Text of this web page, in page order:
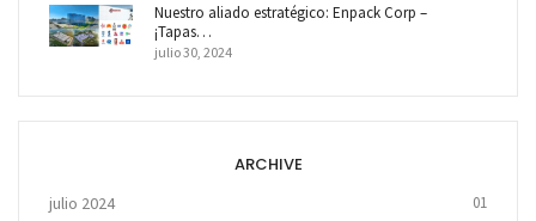
Nuestro aliado estratégico: Enpack Corp –
¡Tapas…
julio 30, 2024
ARCHIVE
julio 2024 01